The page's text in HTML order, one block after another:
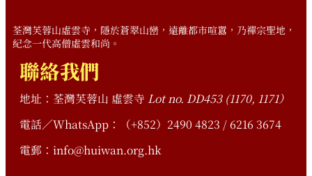
荃灣芙蓉山虛雲寺，隱於蒼翠山巒，遠離都市喧囂，乃禪宗聖地，
紀念一代高僧虛雲和尚。
聯絡我們
地址：荃灣芙蓉山 虛雲寺 Lot no. DD453 (1170, 1171）
電話／WhatsApp：（+852）2490 4823 / 6216 3674
電郵：info@huiwan.org.hk